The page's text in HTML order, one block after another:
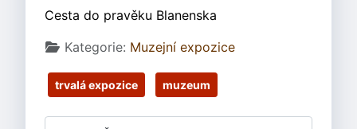
Cesta do pravěku Blanenska
Základní údaje
Kategorie: Muzejní expozice
trvalá expozice muzeum